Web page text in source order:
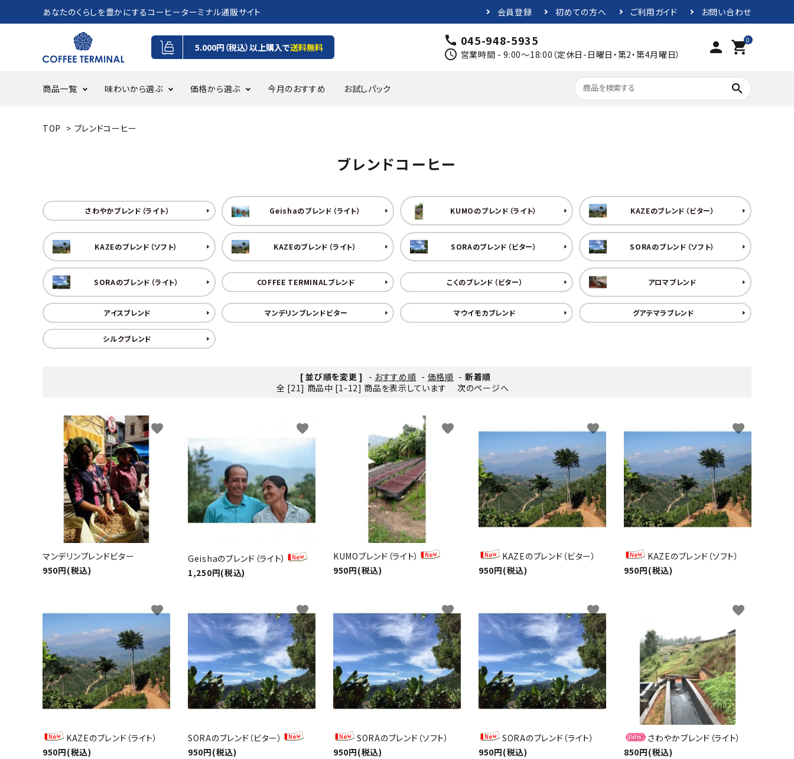
あなたのくらしを豊かにするコーヒーターミナル通販サイト 会員登録 初めての方へ ご利用ガイド お問い合わせ
5.000円（税込）以上購入で送料無料 call 045-948-5935
schedule 営業時間 - 9:00～18:00（定休日-日曜日・第2・第4月曜日） person 0
shopping_cart
商品一覧
オリジナルグッズ
味わいから選ぶ 価格から選ぶ 今月のおすすめ お試しパック search
TOP > ブレンドコーヒー
ブレンドコーヒー
さわやかブレンド（ライト） Geishaのブレンド（ライト） KUMOのブレンド（ライト） KAZEのブレンド（ビター）
KAZEのブレンド（ソフト） KAZEのブレンド（ライト） SORAのブレンド（ビター） SORAのブレンド（ソフト）
SORAのブレンド（ライト） COFFEE TERMINALブレンド こくのブレンド（ビター） アロマブレンド
アイスブレンド マンデリンブレンドビター マウイモカブレンド グアテマラブレンド
シルクブレンド
[ 並び順を変更 ] - おすすめ順 - 価格順 - 新着順
全 [21] 商品中 [1-12] 商品を表示しています
次のページへ
マンデリンブレンドビター
950円(税込)
favorite
Geishaのブレンド（ライト）
1,250円(税込)
favorite
KUMOブレンド（ライト）
950円(税込)
favorite
KAZEのブレンド（ビター）
950円(税込)
favorite
KAZEのブレンド（ソフト）
950円(税込)
favorite
KAZEのブレンド（ライト）
950円(税込)
favorite
SORAのブレンド（ビター）
950円(税込)
favorite
SORAのブレンド（ソフト）
950円(税込)
favorite
SORAのブレンド（ライト）
950円(税込)
favorite
さわやかブレンド（ライト）
850円(税込)
favorite